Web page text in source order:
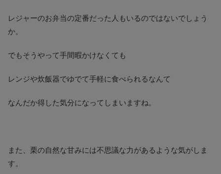
レジャーのお弁当の定番だった人もいるのではないでしょう
か。
でもそうやって手間暇かけなくても
レンジや炊飯器でゆでて手軽に食べられるなんて
なんだか得した気分になってしまいますね。
また、栗の自然な甘みには不思議な力があるような気がしま
す。